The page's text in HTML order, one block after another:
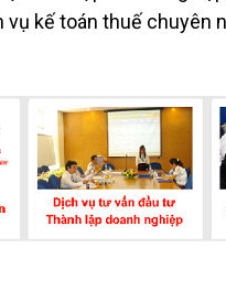
vụ kế toán thuế chuyên